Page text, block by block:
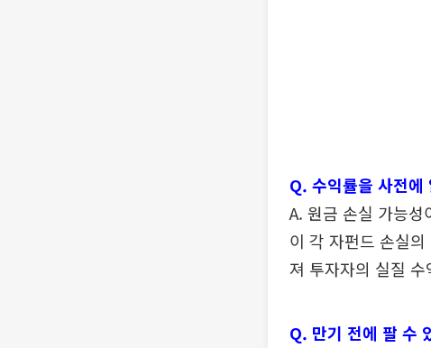
Q. 수익률을 사전에
A. 원금 손실 가능
이 각 자펀드 손실
져 투자자의 실질
Q. 만기 전에 팔 수